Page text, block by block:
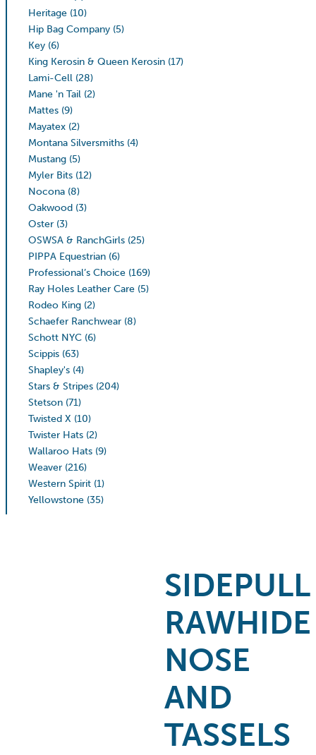
Heritage (10)
Hip Bag Company (5)
Key (6)
King Kerosin & Queen Kerosin (17)
Lami-Cell (28)
Mane 'n Tail (2)
Mattes (9)
Mayatex (2)
Montana Silversmiths (4)
Mustang (5)
Myler Bits (12)
Nocona (8)
Oakwood (3)
Oster (3)
OSWSA & RanchGirls (25)
PIPPA Equestrian (6)
Professional’s Choice (169)
Ray Holes Leather Care (5)
Rodeo King (2)
Schaefer Ranchwear (8)
Schott NYC (6)
Scippis (63)
Shapley's (4)
Stars & Stripes (204)
Stetson (71)
Twisted X (10)
Twister Hats (2)
Wallaroo Hats (9)
Weaver (216)
Western Spirit (1)
Yellowstone (35)
SIDEPULL
RAWHIDE
NOSE
AND
TASSELS